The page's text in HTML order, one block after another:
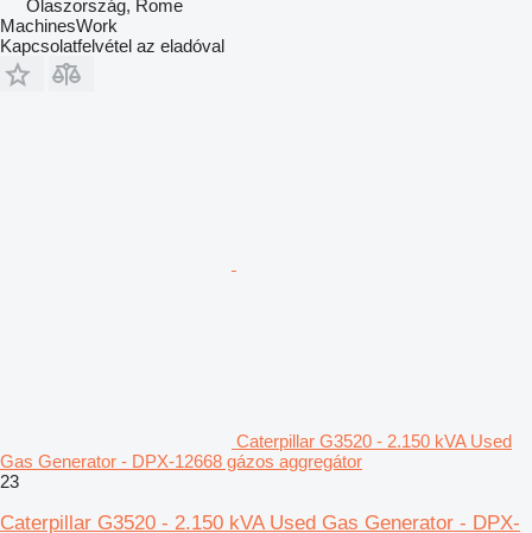
Olaszország, Rome
MachinesWork
Kapcsolatfelvétel az eladóval
Caterpillar G3520 - 2.150 kVA Used
Gas Generator - DPX-12668 gázos aggregátor
23
Caterpillar G3520 - 2.150 kVA Used Gas Generator - DPX-